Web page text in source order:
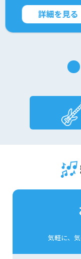
レ…
詳細を見る
気軽に、